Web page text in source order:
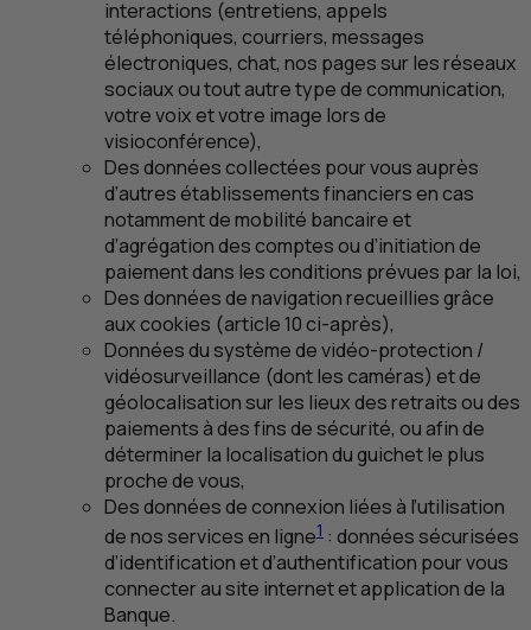
interactions (entretiens, appels
téléphoniques, courriers, messages
électroniques, chat, nos pages sur les réseaux
sociaux ou tout autre type de communication,
votre voix et votre image lors de
visioconférence),
Des données collectées pour vous auprès
d’autres établissements financiers en cas
notamment de mobilité bancaire et
d’agrégation des comptes ou d’initiation de
paiement dans les conditions prévues par la loi,
Des données de navigation recueillies grâce
aux cookies (article 10 ci-après),
Données du système de vidéo-protection /
vidéosurveillance (dont les caméras) et de
géolocalisation sur les lieux des retraits ou des
paiements à des fins de sécurité, ou afin de
déterminer la localisation du guichet le plus
proche de vous,
Des données de connexion liées à l’utilisation
de nos services en ligne1 : données sécurisées
d’identification et d’authentification pour vous
connecter au site internet et application de la
Banque.